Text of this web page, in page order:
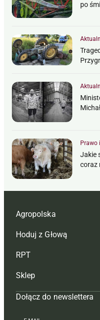
po
Prawo
Jakie
coraz
Agropolska
Redakcja
Reklama
Tagi
Mapa serwisu
Kontakt
Hoduj z Głową
Hoduj z głową bydło
Hoduj z głową świnie
Prenumerata
RPT
Redakcja
Prenumerata
Sklep
Czasopisma i prenumerata
Dołącz do newslettera